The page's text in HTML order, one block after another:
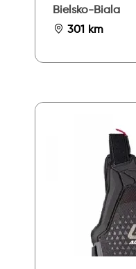
Bielsko-Biala
301 km